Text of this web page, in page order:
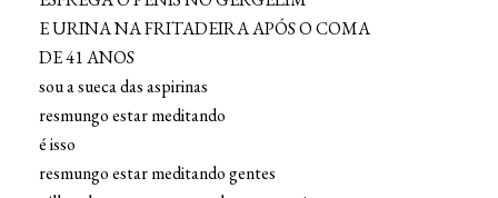
E URINA NA FRITADEIRA APÓS O COMA
DE 41 ANOS
sou a sueca das aspirinas
resmungo estar meditando
é isso
resmungo estar meditando gentes